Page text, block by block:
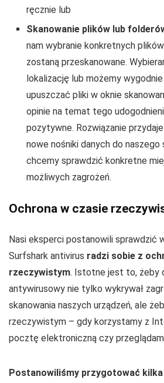
ręcznie lub
Skanowanie plików lub
nam wybranie konkretnych
zostaną przeskanowane.
lokalizację lub możemy
upuszczać pliki w oknie
opinie na temat tego
pozytywne. Rozwiązanie
nowe nośniki danych do
chcemy sprawdzić konkretne
możliwych zagrożeń.
Ochrona w czasie
Nasi eksperci postanowili sprawdzić
Surfshark antivirus radzi sobie z
rzeczywistym. Istotne jest to, żeby
antywirusowy nie tylko wykrywał
skanowania naszych urządzeń, ale
rzeczywistym – gdy korzystamy z
pocztę elektroniczną czy
Postanowiliśmy przygotować